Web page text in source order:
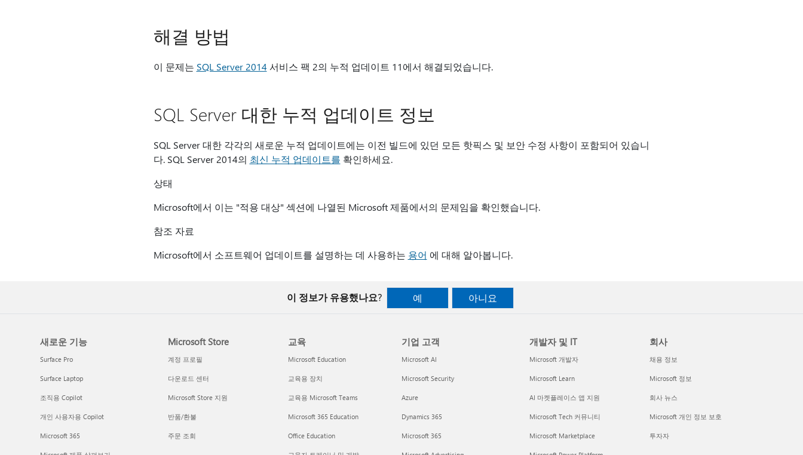
해결 방법
이 문제는 SQL Server 2014 서비스 팩 2의 누적 업데이트 11에서 해결되었습니다.
SQL Server 대한 누적 업데이트 정보
SQL Server 대한 각각의 새로운 누적 업데이트에는 이전 빌드에 있던 모든 핫픽스 및 보안 수정 사항이 포함되어 있습니
다. SQL Server 2014의 최신 누적 업데이트를 확인하세요.
상태
Microsoft에서 이는 "적용 대상" 섹션에 나열된 Microsoft 제품에서의 문제임을 확인했습니다.
참조 자료
Microsoft에서 소프트웨어 업데이트를 설명하는 데 사용하는 용어 에 대해 알아봅니다.
이 정보가 유용했나요? 예 아니요
새로운 기능
Surface Pro
Surface Laptop
조직용 Copilot
개인 사용자용 Copilot
Microsoft 365
Microsoft Store
계정 프로필
다운로드 센터
Microsoft Store 지원
반품/환불
주문 조회
교육
Microsoft Education
교육용 장치
교육용 Microsoft Teams
Microsoft 365 Education
Office Education
기업 고객
Microsoft AI
Microsoft Security
Azure
Dynamics 365
Microsoft 365
개발자 및 IT
Microsoft 개발자
Microsoft Learn
AI 마켓플레이스 앱 지원
Microsoft Tech 커뮤니티
Microsoft Marketplace
회사
채용 정보
Microsoft 정보
회사 뉴스
Microsoft 개인 정보 보호
투자자